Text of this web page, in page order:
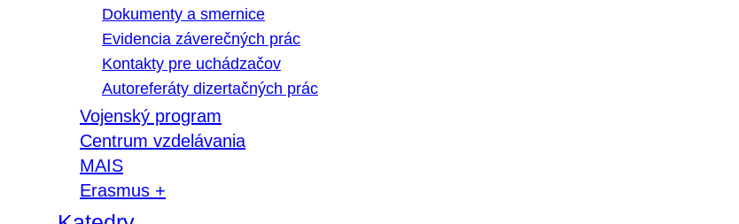
Dokumenty a smernice
Evidencia záverečných prác
Kontakty pre uchádzačov
Autoreferáty dizertačných prác
Vojenský program
Centrum vzdelávania
MAIS
Erasmus +